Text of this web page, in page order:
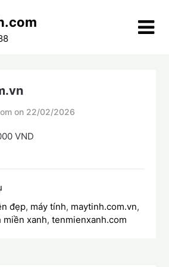
on 22/02/2026
VND
đẹp, máy tính, maytinh.com.vn,
miền xanh,tenmienxanh.com